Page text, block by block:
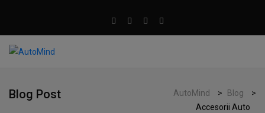
Blog Post AutoMind > Blog
>
Accesorii Auto